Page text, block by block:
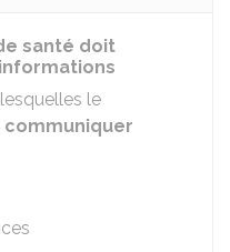
santé doit
le
communiquer